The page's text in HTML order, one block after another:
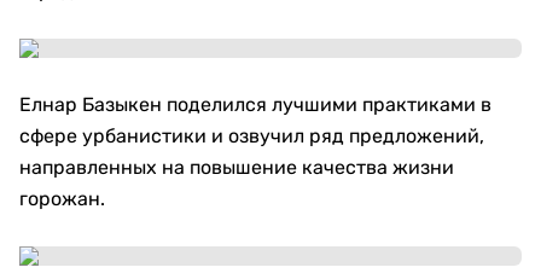
Елнар Базыкен поделился лучшими практиками в
сфере урбанистики и озвучил ряд предложений,
направленных на повышение качества жизни
горожан.